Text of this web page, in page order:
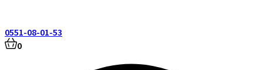
0551-08-01-53
0